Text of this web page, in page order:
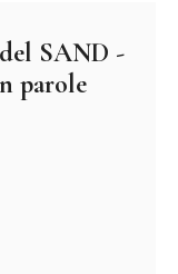
SAND -
parole